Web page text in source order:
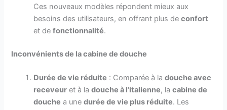
Ces nouveaux modèles répondent mieux aux
besoins des utilisateurs, en offrant plus deconfort
et defonctionnalité.
Inconvénients de la cabine de douche
Durée de vie réduite : Comparée à ladouche avec
receveur et à ladouche à l’italienne, lacabine de
douche a unedurée de vie plus réduite. Les